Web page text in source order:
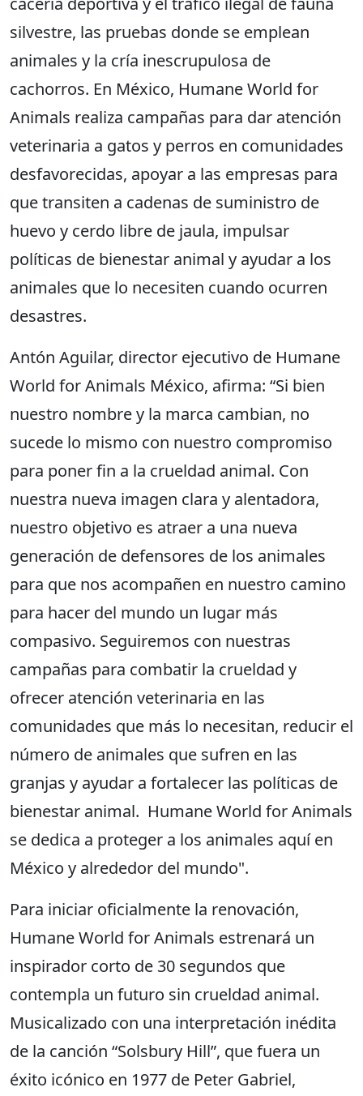
silvestre, las pruebas donde se emplean
animales y la cría inescrupulosa de
cachorros. En México, Humane World for
Animals realiza campañas para dar atención
veterinaria a gatos y perros en comunidades
desfavorecidas, apoyar a las empresas para
que transiten a cadenas de suministro de
huevo y cerdo libre de jaula, impulsar
políticas de bienestar animal y ayudar a los
animales que lo necesiten cuando ocurren
desastres.
Antón Aguilar, director ejecutivo de Humane
World for Animals México, afirma: “Si bien
nuestro nombre y la marca cambian, no
sucede lo mismo con nuestro compromiso
para poner fin a la crueldad animal. Con
nuestra nueva imagen clara y alentadora,
nuestro objetivo es atraer a una nueva
generación de defensores de los animales
para que nos acompañen en nuestro camino
para hacer del mundo un lugar más
compasivo. Seguiremos con nuestras
campañas para combatir la crueldad y
ofrecer atención veterinaria en las
comunidades que más lo necesitan, reducir el
número de animales que sufren en las
granjas y ayudar a fortalecer las políticas de
bienestar animal. Humane World for Animals
se dedica a proteger a los animales aquí en
México y alrededor del mundo".
Para iniciar oficialmente la renovación,
Humane World for Animals estrenará un
inspirador corto de 30 segundos que
contempla un futuro sin crueldad animal.
Musicalizado con una interpretación inédita
de la canción “Solsbury Hill”, que fuera un
éxito icónico en 1977 de Peter Gabriel,